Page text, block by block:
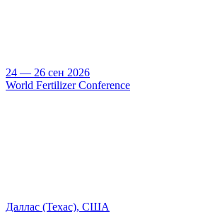
24 — 26 сен 2026
World Fertilizer Conference
Даллас (Техас), США